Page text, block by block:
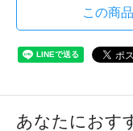
この商
あなたにおす